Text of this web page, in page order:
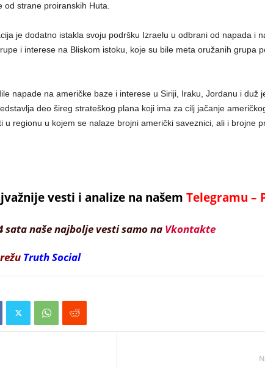
od strane proiranskih Huta.
je dodatno istakla svoju podršku Izraelu u odbrani od napada i
i interese na Bliskom istoku, koje su bile meta oružanih grupa
napade na američke baze i interese u Siriji, Iraku, Jordanu i duž
deo šireg strateškog plana koji ima za cilj jačanje
u regionu u kojem se nalaze brojni američki saveznici, ali i brojne
vesti i analize na našem Telegramu –
naše najbolje vesti samo na Vkontakte
Truth Social